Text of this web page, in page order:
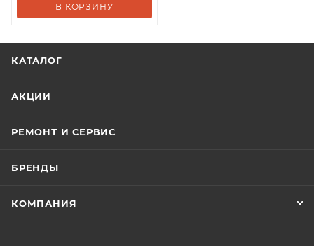
В КОРЗИНУ
КАТАЛОГ
АКЦИИ
РЕМОНТ И СЕРВИС
БРЕНДЫ
КОМПАНИЯ